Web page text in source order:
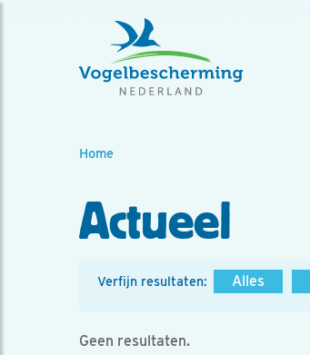
Home
Actueel
Verfijn resultaten: Alles
Geen resultaten.